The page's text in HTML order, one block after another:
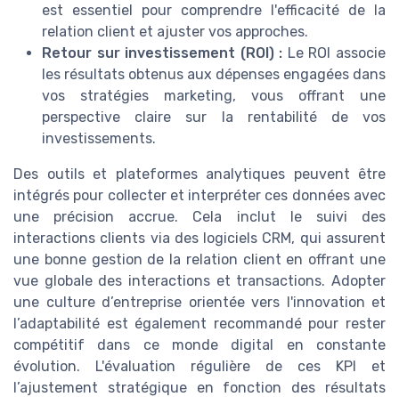
est essentiel pour comprendre l'efficacité de la
relation client et ajuster vos approches.
Retour sur investissement (ROI) : Le ROI associe
les résultats obtenus aux dépenses engagées dans
vos stratégies marketing, vous offrant une
perspective claire sur la rentabilité de vos
investissements.
Des outils et plateformes analytiques peuvent être
intégrés pour collecter et interpréter ces données avec
une précision accrue. Cela inclut le suivi des
interactions clients via des logiciels CRM, qui assurent
une bonne gestion de la relation client en offrant une
vue globale des interactions et transactions. Adopter
une culture d’entreprise orientée vers l'innovation et
l’adaptabilité est également recommandé pour rester
compétitif dans ce monde digital en constante
évolution. L'évaluation régulière de ces KPI et
l’ajustement stratégique en fonction des résultats